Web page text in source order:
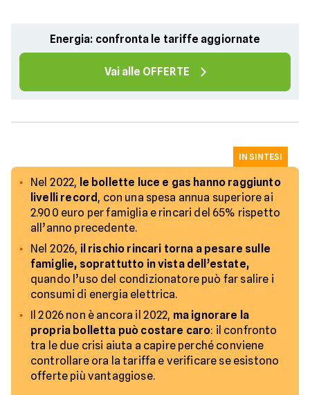
Energia: confronta le tariffe aggiornate
Vai alle OFFERTE
Nel 2022, le bollette luce e gas hanno raggiunto
livelli record , con una spesa annua superiore ai
2.900 euro per famiglia e rincari del 65% rispetto
all’anno precedente.
Nel 2026, il rischio rincari torna a pesare sulle
famiglie, soprattutto in vista dell’estate,
quando l’uso del condizionatore può far salire i
consumi di energia elettrica.
Il 2026 non è ancora il 2022, ma ignorare la
propria bolletta può costare caro: il confronto
tra le due crisi aiuta a capire perché conviene
controllare ora la tariffa e verificare se esistono
offerte più vantaggiose.
IN SINTESI